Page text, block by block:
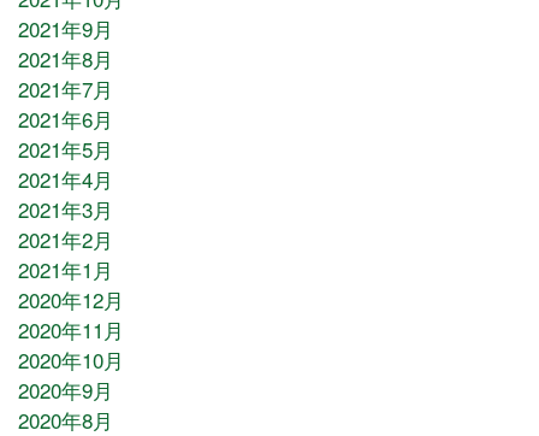
2021年9月
2021年8月
2021年7月
2021年6月
2021年5月
2021年4月
2021年3月
2021年2月
2021年1月
2020年12月
2020年11月
2020年10月
2020年9月
2020年8月